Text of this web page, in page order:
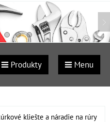
Produkty Menu
kliešte a náradie na rúry